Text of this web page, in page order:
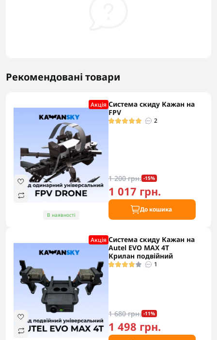
Рекомендовані товари
Акцiя
В наявності
Система скиду Кажан на
FPV
2
1 200 грн. -15%
1 017 грн.
До кошика
Акцiя Система скиду Кажан на
Autel EVO MAX 4T
Крилан подвійний
1
1 680 грн. -11%
1 498 грн.